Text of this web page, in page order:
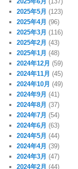
2025年5月 (123)
2025年4月 (96)
2025年3月 (116)
2025年2月 (43)
2025年1月 (48)
2024年12月 (59)
2024年11月 (45)
2024年10月 (49)
2024年9月 (41)
2024年8月 (37)
2024年7月 (54)
2024年6月 (63)
2024年5月 (44)
2024年4月 (39)
2024年3月 (47)
2024年2月 (44)